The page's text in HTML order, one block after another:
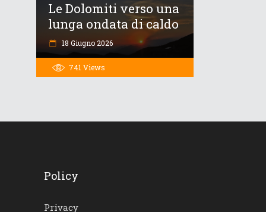
Le Dolomiti verso una
lunga ondata di caldo
18 Giugno 2026
741 Views
Policy
Privacy